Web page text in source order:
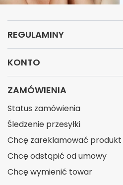
REGULAMINY
KONTO
ZAMÓWIENIA
Status zamówienia
Śledzenie przesyłki
Chcę zareklamować produkt
Chcę odstąpić od umowy
Chcę wymienić towar